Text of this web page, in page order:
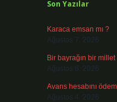
Son Yazılar
Karaca emsan mı ?
Ağustos 7, 2026
Bir bayrağın bir
Ağustos 6, 2026
Avans hesabını
Ağustos 4, 2026